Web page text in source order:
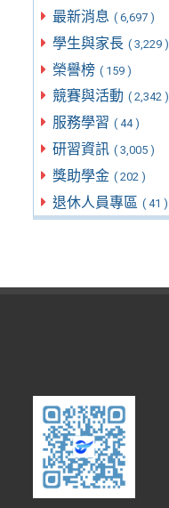
最新消息 ( 6,697 )
學生與家長 ( 3,229 )
榮譽榜 ( 159 )
競賽與活動 ( 2,342 )
服務學習 ( 44 )
研習資訊 ( 3,005 )
獎助學金 ( 202 )
退休人員專區 ( 41 )